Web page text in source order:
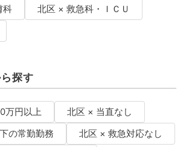
科
北区 × 救急科・ＩＣＵ
探す
万円以上
北区 × 当直なし
の常勤勤務
北区 × 救急対応なし